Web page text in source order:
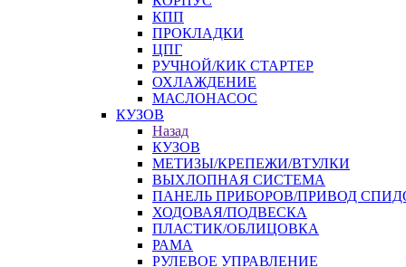
КПП
ПРОКЛАДКИ
ЦПГ
РУЧНОЙ/КИК СТАРТЕР
ОХЛАЖДЕНИЕ
МАСЛОНАСОС
КУЗОВ
Назад
КУЗОВ
МЕТИЗЫ/КРЕПЕЖИ/ВТУЛКИ
ВЫХЛОПНАЯ СИСТЕМА
ПАНЕЛЬ ПРИБОРОВ/ПРИВОД
ХОДОВАЯ/ПОДВЕСКА
ПЛАСТИК/ОБЛИЦОВКА
РАМА
РУЛЕВОЕ УПРАВЛЕНИЕ